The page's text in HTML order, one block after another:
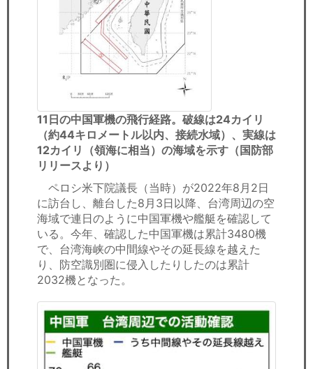
11日の中国軍機の飛行経路。破線は24カイリ
（約44キロメートル以内、接続水域）、実線は
12カイリ（領海に相当）の海域を示す（国防部
リリースより）
ペロシ米下院議長（当時）が2022年8月2日
に訪台し、離台した8月3日以降、台湾周辺の空
海域で連日のように中国軍機や艦艇を確認して
いる。今年、確認した中国軍機は累計3480機
で、台湾海峡の中間線やその延長線を越えた
り、防空識別圏に侵入したりしたのは累計
2032機となった。